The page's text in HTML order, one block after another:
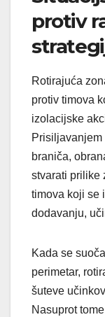
protiv
Rotirajuća
protiv timova
izolacijske
braniča,
stvarati prilike
timova koji se
dodavanju,
Kada se
perimetar,
šuteve
Nasuprot